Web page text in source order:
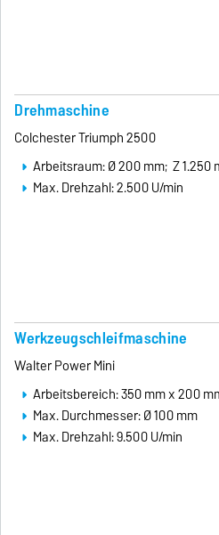
Drehmaschine
Colchester Triumph 2500
Arbeitsraum: Ø 200 mm; Z 1.250
Max. Drehzahl: 2.500 U/min
Werkzeugschleifmaschine
Walter Power Mini
Arbeitsbereich: 350 mm x 200
Max. Durchmesser: Ø 100 mm
Max. Drehzahl: 9.500 U/min